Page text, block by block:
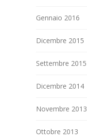
Gennaio 2016
Dicembre 2015
Settembre 2015
Dicembre 2014
Novembre 2013
Ottobre 2013